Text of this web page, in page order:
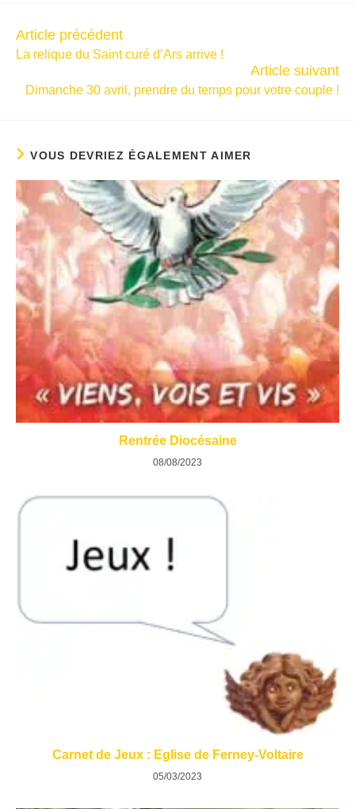
Article précédent
La relique du Saint curé d’Ars arrive !
Article suivant
Dimanche 30 avril, prendre du temps pour votre couple !
VOUS DEVRIEZ ÉGALEMENT AIMER
Rentrée Diocésaine
08/08/2023
Carnet de Jeux : Eglise de Ferney-Voltaire
05/03/2023